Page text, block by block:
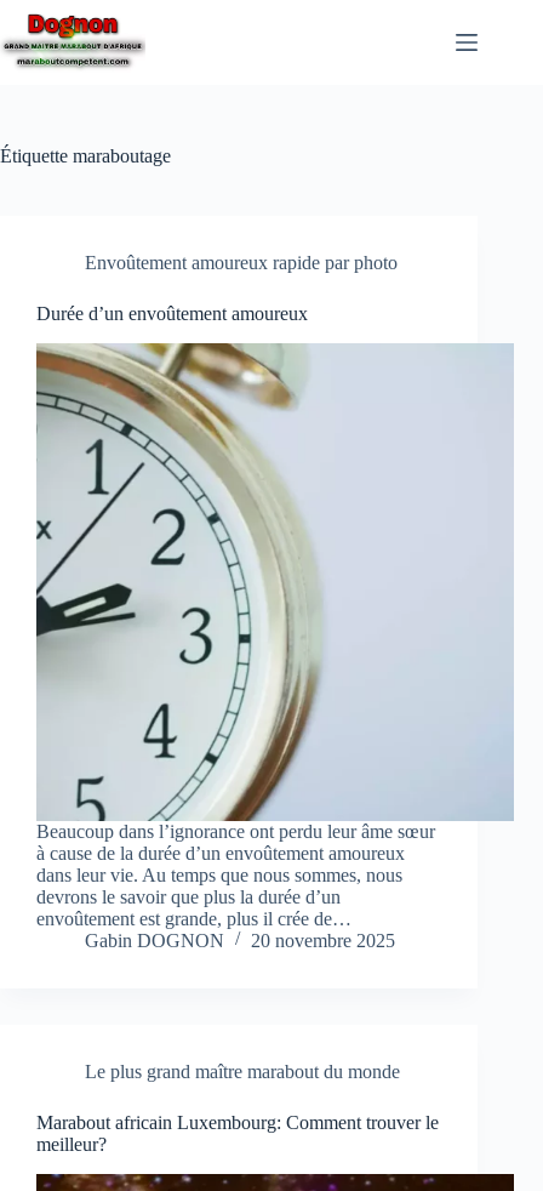
Étiquette maraboutage
Envoûtement amoureux rapide par photo
Durée d’un envoûtement amoureux
Beaucoup dans l’ignorance ont perdu leur âme sœur
à cause de la durée d’un envoûtement amoureux
dans leur vie. Au temps que nous sommes, nous
devrons le savoir que plus la durée d’un
envoûtement est grande, plus il crée de…
Gabin DOGNON
20 novembre 2025
Le plus grand maître marabout du monde
Marabout africain Luxembourg: Comment trouver le
meilleur?